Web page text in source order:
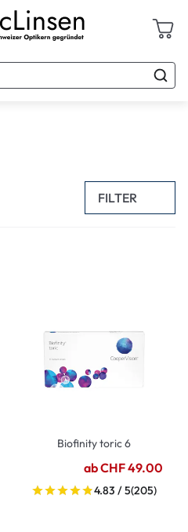
FILTER
Biofinity toric 6
ab CHF 49.00
4.83 / 5(205)